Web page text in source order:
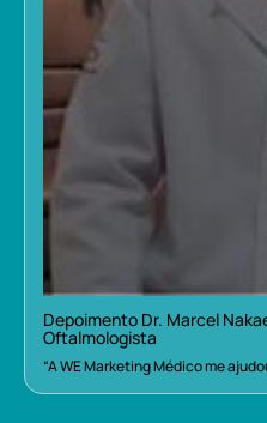
Depoimento Dr. Marcel
Oftalmologista
“A WE Marketing Médico me